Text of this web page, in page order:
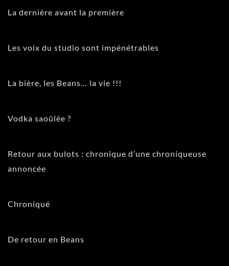
La dernière avant la première
Les voix du studio sont impénétrables
La bière, les Beans… la vie !!!
Vodka saoûlée ?
Retour aux bulots : chronique d’une chroniqueuse
annoncée
Chroniqué
De retour en Beans